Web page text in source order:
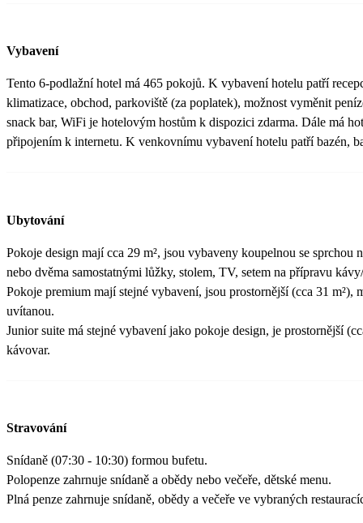
Vybavení
Tento 6-podlažní hotel má 465 pokojů. K vybavení hotelu patří
klimatizace, obchod, parkoviště (za poplatek), možnost vyměnit
snack bar, WiFi je hotelovým hostům k dispozici zdarma. Dále má
připojením k internetu. K venkovnímu vybavení hotelu patří bazén,
Ubytování
Pokoje design mají cca 29 m², jsou vybaveny koupelnou se sprchou
nebo dvěma samostatnými lůžky, stolem, TV, setem na přípravu
Pokoje premium mají stejné vybavení, jsou prostornější (cca 31 m²),
uvítanou.
Junior suite má stejné vybavení jako pokoje design, je prostornější
kávovar.
Stravování
Snídaně (07:30 - 10:30) formou bufetu.
Polopenze zahrnuje snídaně a obědy nebo večeře, dětské menu.
Plná penze zahrnuje snídaně, obědy a večeře ve vybraných